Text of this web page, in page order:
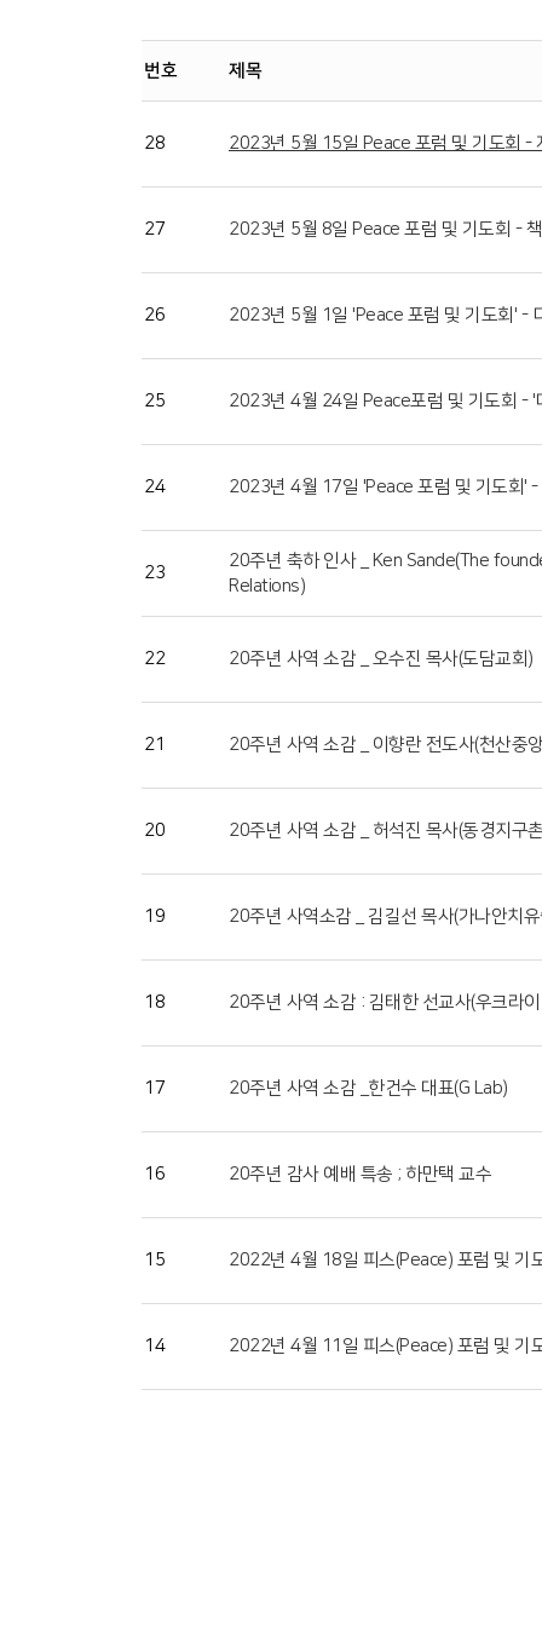
번호 제목
28 2023년 5월 15일 Peace 포럼 및 기도회 -
27 2023년 5월 8일 Peace 포럼 및 기도회 -
26 2023년 5월 1일 'Peace 포럼 및 기도회' -
25 2023년 4월 24일 Peace포럼 및 기도회 - '
24 2023년 4월 17일 'Peace 포럼 및 기도회'
23
20주년 축하 인사 _ Ken Sande(The
Relations)
22 20주년 사역 소감 _ 오수진 목사(도담교회)
21 20주년 사역 소감 _ 이향란 전도사(천산중
20 20주년 사역 소감 _ 허석진 목사(동경지구
19 20주년 사역소감 _ 김길선 목사(가나안치
18 20주년 사역 소감 : 김태한 선교사(우크라
17 20주년 사역 소감 _한건수 대표(G Lab)
16 20주년 감사 예배 특송 ; 하만택 교수
15 2022년 4월 18일 피스(Peace) 포럼 및 기
14 2022년 4월 11일 피스(Peace) 포럼 및 기